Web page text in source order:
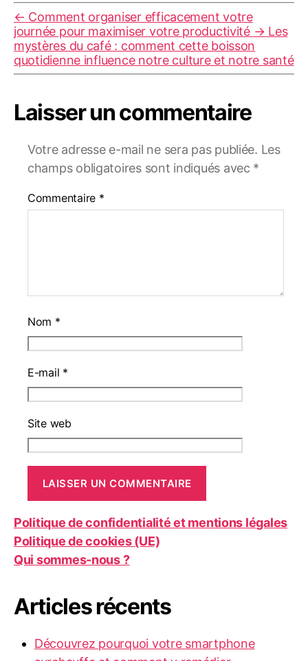
← Comment organiser efficacement votre
journée pour maximiser votre productivité → Les
mystères du café : comment cette boisson
quotidienne influence notre culture et notre santé
Laisser un commentaire
Votre adresse e-mail ne sera pas publiée. Les
champs obligatoires sont indiqués avec *
Commentaire *
Nom *
E-mail *
Site web
Politique de confidentialité et mentions légales
Politique de cookies (UE)
Qui sommes-nous ?
Articles récents
Découvrez pourquoi votre smartphone